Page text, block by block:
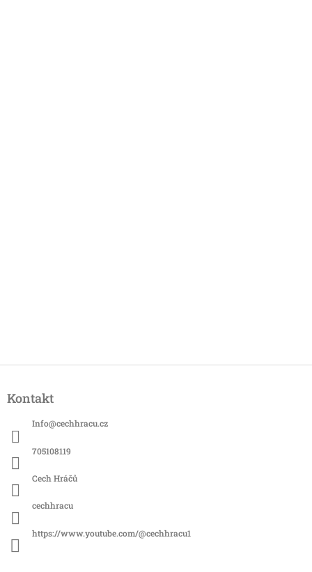
pKontakt
Info@cechhracu.cz
705108119
Cech Hráčů
cechhracu
https://www.youtube.com/@cechhracu1